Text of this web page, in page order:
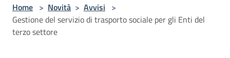
Home > Novità > Avvisi >
Gestione del servizio di trasporto sociale per gli Enti del
terzo settore